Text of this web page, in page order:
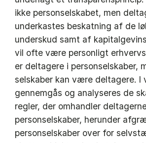
ikke personselskabet, men
underkastes beskatning af de
underskud samt af
vil ofte være personligt
er deltagere i personselskaber,
selskaber kan være deltagere. I
gennemgås og analyseres de
regler, der omhandler
personselskaber, herunder
personselskaber over for